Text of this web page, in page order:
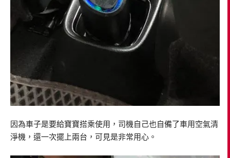
因為車子是要給寶寶搭乘使用，司機自己也自備了車用空氣清
淨機，還一次擺上兩台，可見是非常用心。